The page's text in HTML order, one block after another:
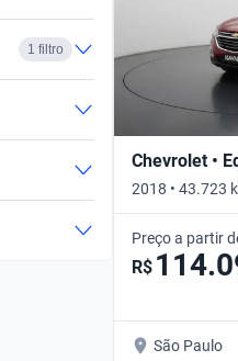
1 filtro
Chevrolet •
2018 • 43.723
Preço a partir
R$
São Paulo